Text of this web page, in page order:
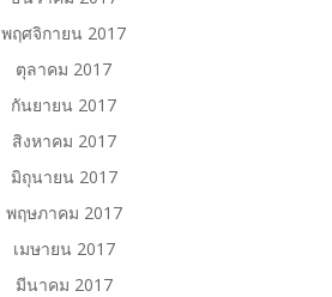
พฤศจิกายน 2017
ตุลาคม 2017
กันยายน 2017
สิงหาคม 2017
มิถุนายน 2017
พฤษภาคม 2017
เมษายน 2017
มีนาคม 2017